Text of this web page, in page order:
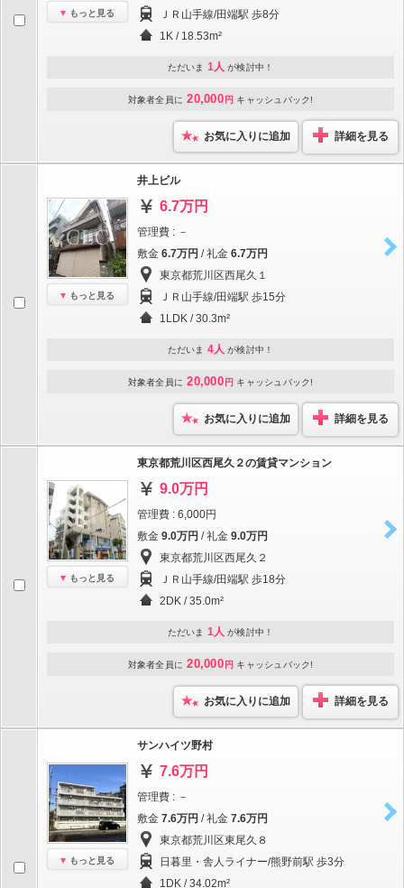
もっと見る
ＪＲ山手線/田端駅 歩8分
1K / 18.53m²
ただいま 1人 が検討中！
対象者全員に 20,000 円 キャッシュバック!
お気に入りに追加 詳細を見る
もっと見る
井上ビル
6.7万円
管理費 : －
敷金 6.7万円 / 礼金 6.7万円
東京都荒川区西尾久１
ＪＲ山手線/田端駅 歩15分
1LDK / 30.3m²
ただいま 4人 が検討中！
対象者全員に 20,000 円 キャッシュバック!
お気に入りに追加 詳細を見る
もっと見る
東京都荒川区西尾久２の賃貸マンション
9.0万円
管理費 : 6,000円
敷金 9.0万円 / 礼金 9.0万円
東京都荒川区西尾久２
ＪＲ山手線/田端駅 歩18分
2DK / 35.0m²
ただいま 1人 が検討中！
対象者全員に 20,000 円 キャッシュバック!
お気に入りに追加 詳細を見る
もっと見る
サンハイツ野村
7.6万円
管理費 : －
敷金 7.6万円 / 礼金 7.6万円
東京都荒川区東尾久８
日暮里・舎人ライナー/熊野前駅 歩3分
1DK / 34.02m²